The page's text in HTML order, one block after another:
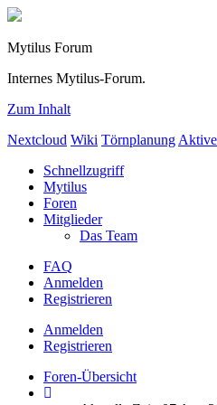
Mytilus Forum
Internes Mytilus-Forum.
Zum Inhalt
Nextcloud Wiki Törnplanung
Schnellzugriff
Mytilus
Foren
Mitglieder
Das Team
FAQ
Anmelden
Registrieren
Anmelden
Registrieren
Foren-Übersicht